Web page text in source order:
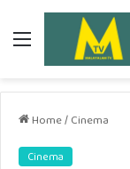
Menu
Home/ Cinema
Cinema